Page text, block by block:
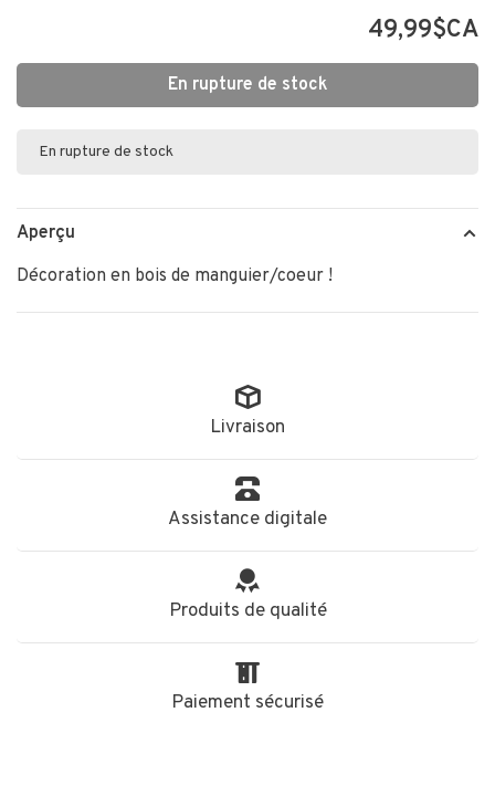
49,99$CA
En rupture de stock
En rupture de stock
Aperçu
Décoration en bois de manguier/coeur !
Livraison
Assistance digitale
Produits de qualité
Paiement sécurisé